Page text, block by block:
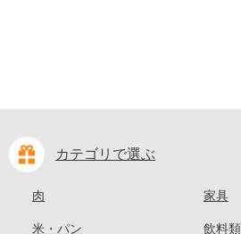
カテゴリで選ぶ
肉
米・パン
家具
飲料類